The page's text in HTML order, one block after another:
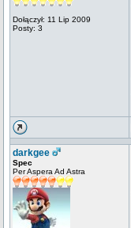
Dołączył: 11 Lip 2009
Posty: 3
darkgee
Spec
Per Aspera Ad Astra